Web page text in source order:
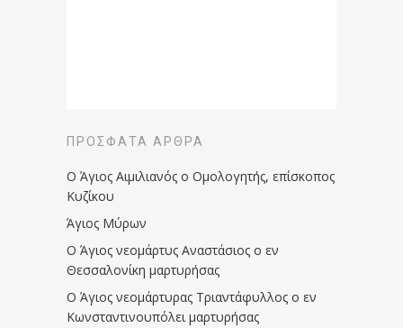
ΠΡΌΣΦΑΤΑ ΆΡΘΡΑ
Ο Άγιος Αιμιλιανός ο Ομολογητής, επίσκοπος
Κυζίκου
Άγιος Μύρων
Ο Άγιος νεομάρτυς Αναστάσιος ο εν
Θεσσαλονίκη μαρτυρήσας
Ο Άγιος νεομάρτυρας Τριαντάφυλλος ο εν
Κωνσταντινουπόλει μαρτυρήσας